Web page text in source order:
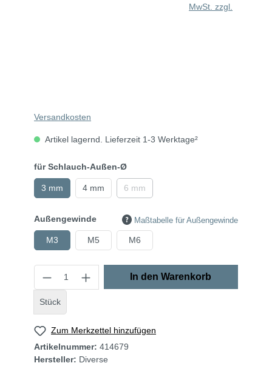
MwSt. zzgl.
Versandkosten
Artikel lagernd. Lieferzeit 1-3 Werktage²
für Schlauch-Außen-Ø
3 mm 4 mm 6 mm
Außengewinde Maßtabelle für Außengewinde
M3 M5 M6
Stück
In den Warenkorb
Zum Merkzettel hinzufügen
Artikelnummer: 414679
Hersteller: Diverse